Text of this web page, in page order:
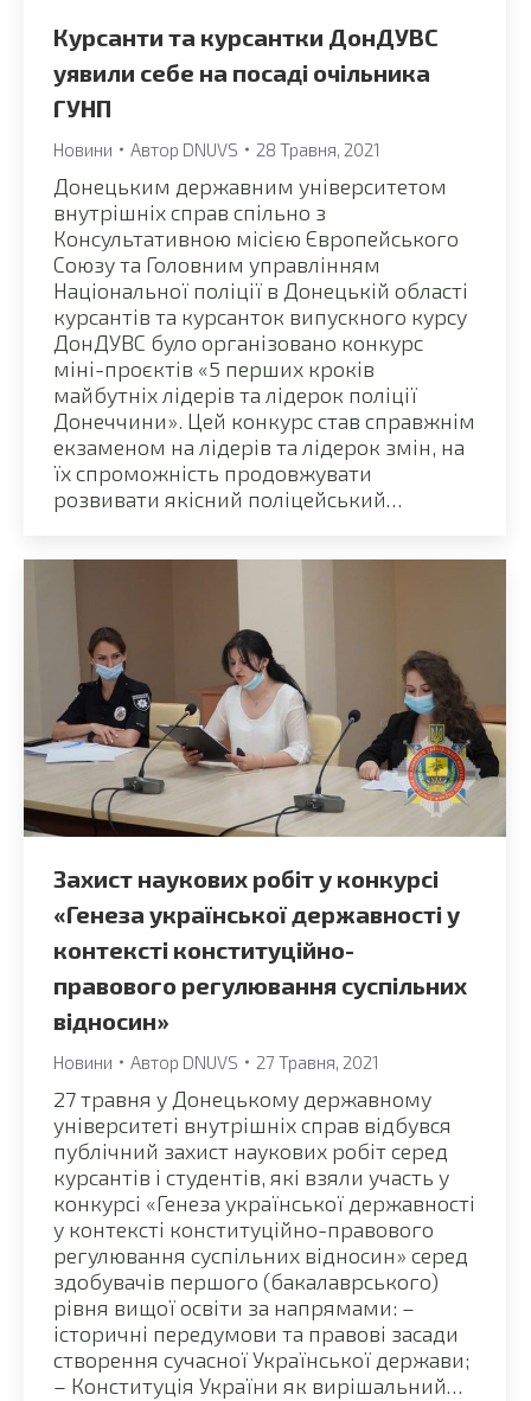
Курсанти та курсантки ДонДУВС
уявили себе на посаді очільника
ГУНП
Новини Автор DNUVS 28 Травня, 2021
Донецьким державним університетом
внутрішніх справ спільно з
Консультативною місією Європейського
Союзу та Головним управлінням
Національної поліції в Донецькій області
курсантів та курсанток випускного курсу
ДонДУВС було організовано конкурс
міні-проєктів «5 перших кроків
майбутніх лідерів та лідерок поліції
Донеччини». Цей конкурс став справжнім
екзаменом на лідерів та лідерок змін, на
їх спроможність продовжувати
розвивати якісний поліцейський…
Захист наукових робіт у конкурсі
«Генеза української державності у
контексті конституційно-
правового регулювання суспільних
відносин»
Новини Автор DNUVS 27 Травня, 2021
27 травня у Донецькому державному
університеті внутрішніх справ відбувся
публічний захист наукових робіт серед
курсантів і студентів, які взяли участь у
конкурсі «Генеза української державності
у контексті конституційно-правового
регулювання суспільних відносин» серед
здобувачів першого (бакалаврського)
рівня вищої освіти за напрямами: –
історичні передумови та правові засади
створення сучасної Української держави;
– Конституція України як вирішальний…